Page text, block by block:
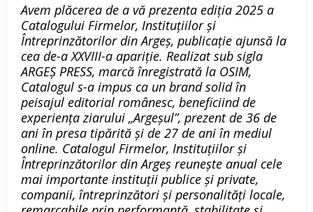
Avem plăcerea de a vă prezenta ediția 2025 a
Catalogului Firmelor, Instituțiilor și
Întreprinzătorilor din Argeș, publicație ajunsă la
cea de-a XXVIII-a apariție. Realizat sub sigla
ARGEȘ PRESS, marcă înregistrată la OSIM,
Catalogul s-a impus ca un brand solid în
peisajul editorial românesc, beneficiind de
experiența ziarului „Argeșul”, prezent de 36 de
ani în presa tipărită și de 27 de ani în mediul
online. Catalogul Firmelor, Instituțiilor și
Întreprinzătorilor din Argeș reunește anual cele
mai importante instituții publice și private,
companii, întreprinzători și personalități locale,